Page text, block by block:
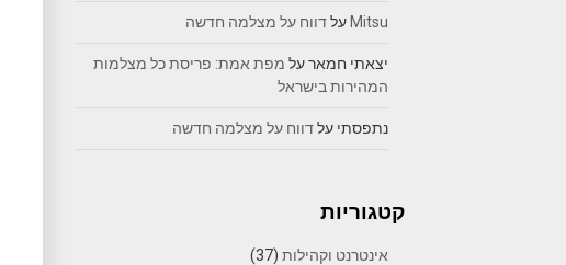
Mitsu עלדווח על מצלמה חדשה
יצאתי חמארעל מפת אמת: פריסת כל מצלמות
המהירות בישראל
נתפסתי עלדווח על מצלמה חדשה
קטגוריות
אינטרנט וקהילות (37)